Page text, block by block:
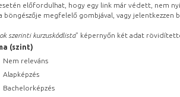
előfordulhat, hogy egy link már védett, nem
böngészője megfelelő gombjával, vagy
szerinti kurzuskódlista” képernyőn két adat
(szint)
Nem releváns
Alapképzés
Bachelorképzés